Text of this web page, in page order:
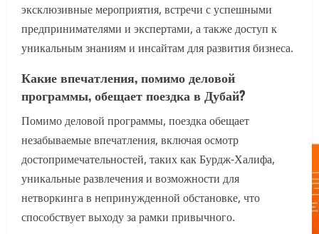
эксклюзивные мероприятия, встречи с успешными
предпринимателями и экспертами, а также доступ к
уникальным знаниям и инсайтам для развития бизнеса.
Какие впечатления, помимо деловой
программы, обещает поездка в Дубай?
Помимо деловой программы, поездка обещает
незабываемые впечатления, включая осмотр
достопримечательностей, таких как Бурдж-Халифа,
уникальные развлечения и возможности для
нетворкинга в непринужденной обстановке, что
способствует выходу за рамки привычного.